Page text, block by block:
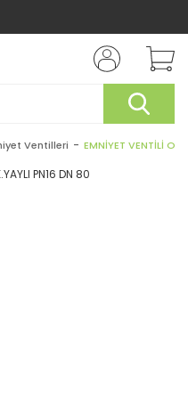
Ventilleri EMNİYET VENTİLİ